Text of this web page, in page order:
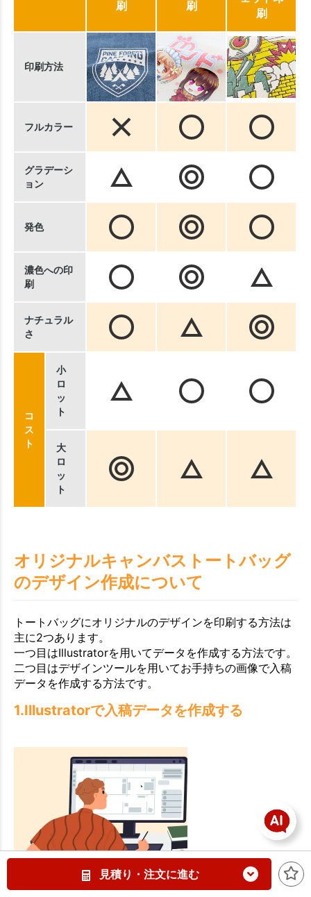
見積り・注文に進む
刷
刷
刷
印刷方法
フルカラー
グラデーシ
ョン
発色
濃色への印
刷
ナチュラル
さ
コ
ス
ト
小
ロ
ッ
ト
大
ロ
ッ
ト
オリジナルキャンバストートバッグ
のデザイン作成について
トートバッグにオリジナルのデザインを印刷する方法は
主に2つあります。
一つ目はIllustratorを用いてデータを作成する方法です。
二つ目はデザインツールを用いてお手持ちの画像で入稿
データを作成する方法です。
1.Illustratorで入稿データを作成する